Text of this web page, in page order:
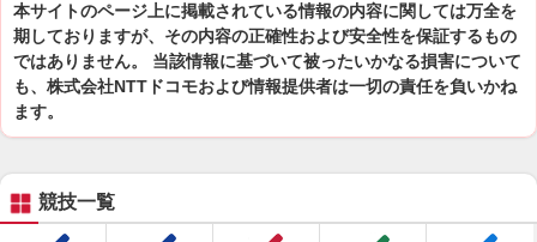
本サイトのページ上に掲載されている情報の内容に関しては万全を
期しておりますが、その内容の正確性および安全性を保証するもの
ではありません。 当該情報に基づいて被ったいかなる損害について
も、株式会社NTTドコモおよび情報提供者は一切の責任を負いかね
ます。
競技一覧